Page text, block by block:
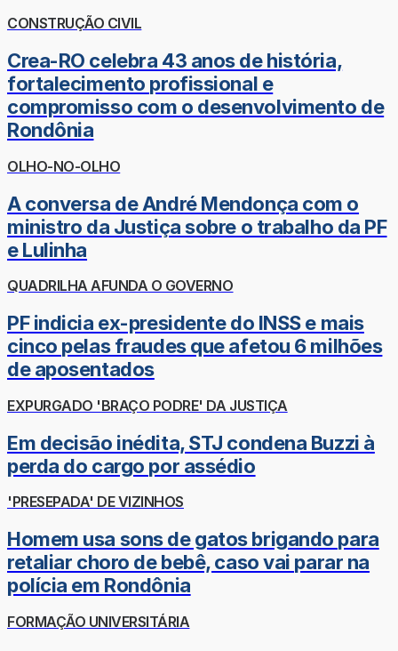
CONSTRUÇÃO CIVIL
Crea-RO celebra 43 anos de história,
fortalecimento profissional e
compromisso com o desenvolvimento de
Rondônia
OLHO-NO-OLHO
A conversa de André Mendonça com o
ministro da Justiça sobre o trabalho da PF
e Lulinha
QUADRILHA AFUNDA O GOVERNO
PF indicia ex-presidente do INSS e mais
cinco pelas fraudes que afetou 6 milhões
de aposentados
EXPURGADO 'BRAÇO PODRE' DA JUSTIÇA
Em decisão inédita, STJ condena Buzzi à
perda do cargo por assédio
'PRESEPADA' DE VIZINHOS
Homem usa sons de gatos brigando para
retaliar choro de bebê, caso vai parar na
polícia em Rondônia
FORMAÇÃO UNIVERSITÁRIA